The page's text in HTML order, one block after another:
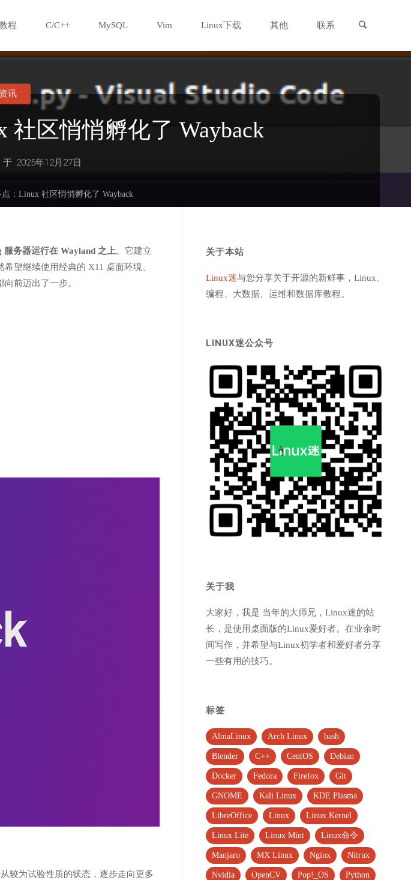
程 C/C++ MySQL Vim Linux下载 其他 联系
社区悄悄孵化了 Wayback
于 2025年12月27日
资讯
点：Linux 社区悄悄孵化了 Wayback
务器运行在 Wayland 之上。它建立
望继续使用经典的 X11 桌面环境、
向前迈出了一步。
较为试验性质的状态，逐步走向更多
关于本站
Linux迷与您分享关于开源的新鲜事，Linux、
编程、大数据、运维和数据库教程。
LINUX迷公众号
关于我
大家好，我是 当年的大师兄，Linux迷的站
长，是使用桌面版的Linux爱好者。在业余时
间写作，并希望与Linux初学者和爱好者分享
一些有用的技巧。
标签
AlmaLinux Arch Linux bash
Blender C++ CentOS Debian
Docker Fedora Firefox Git
GNOME Kali Linux KDE Plasma
LibreOffice Linux Linux Kernel
Linux Lite Linux Mint Linux命令
Manjaro MX Linux Nginx Nitrux
Nvidia OpenCV Pop!_OS Python